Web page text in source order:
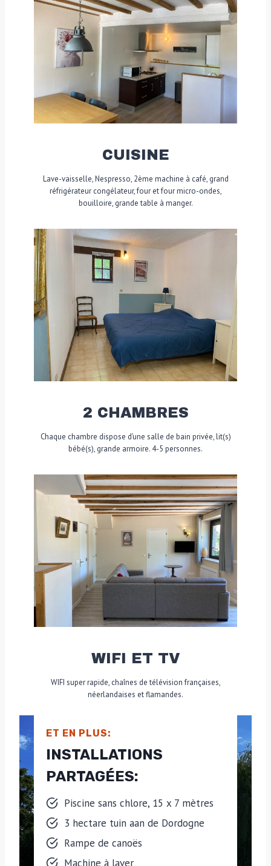
CUISINE
Lave-vaisselle, Nespresso, 2ème machine à café, grand
réfrigérateur congélateur, four et four micro-ondes,
bouilloire, grande table à manger.
2 CHAMBRES
Chaque chambre dispose d’une salle de bain privée, lit(s)
bébé(s), grande armoire. 4-5 personnes.
WIFI ET TV
WIFI super rapide, chaînes de télévision françaises,
néerlandaises et flamandes.
ET EN PLUS:
INSTALLATIONS
PARTAGÉES:
Piscine sans chlore, 15 x 7 mètres
3 hectare tuin aan de Dordogne
Rampe de canoës
Machine à laver